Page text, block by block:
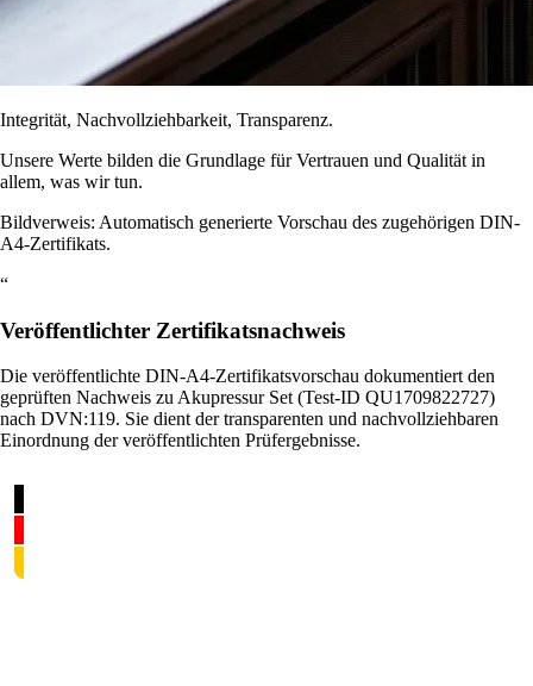
Integrität, Nachvollziehbarkeit, Transparenz.
Unsere Werte bilden die Grundlage für Vertrauen und Qualität in
allem, was wir tun.
Bildverweis: Automatisch generierte Vorschau des zugehörigen DIN-
A4-Zertifikats.
“
Veröffentlichter Zertifikatsnachweis
Die veröffentlichte DIN-A4-Zertifikatsvorschau dokumentiert den
geprüften Nachweis zu Akupressur Set (Test-ID QU1709822727)
nach DVN:119. Sie dient der transparenten und nachvollziehbaren
Einordnung der veröffentlichten Prüfergebnisse.